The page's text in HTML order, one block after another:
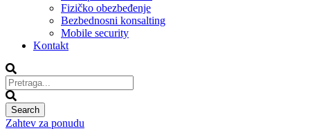
Fizičko obezbeđenje
Bezbednosni konsalting
Mobile security
Kontakt
Zahtev za ponudu